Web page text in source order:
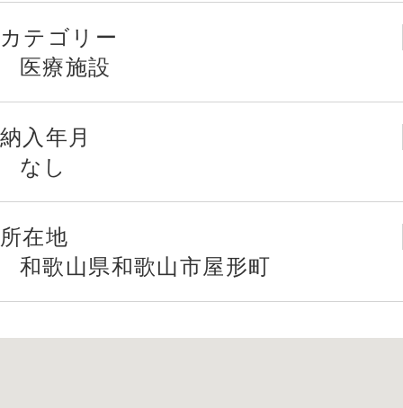
カテゴリー
医療施設
納入年月
なし
所在地
和歌山県和歌山市屋形町